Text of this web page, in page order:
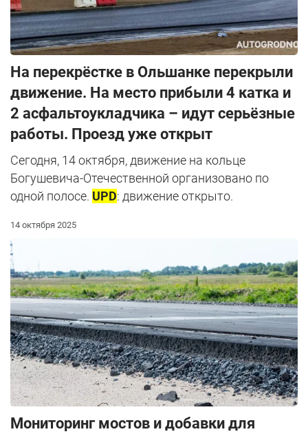
На перекрёстке в Ольшанке перекрыли
движение. На место прибыли 4 катка и
2 асфальтоукладчика – идут серьёзные
работы. Проезд уже открыт
Сегодня, 14 октября, движение на кольце
Богушевича-Отечественной организовано по
одной полосе. UPD: движение открыто.
14 октября 2025
Мониторинг мостов и добавки для